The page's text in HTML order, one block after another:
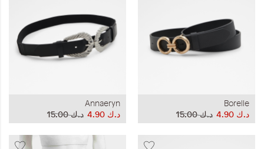
Borelle
د.ك‏ 15.00
د.ك‏ 4.90
Annaeryn
د.ك‏ 15.00
د.ك‏ 4.90